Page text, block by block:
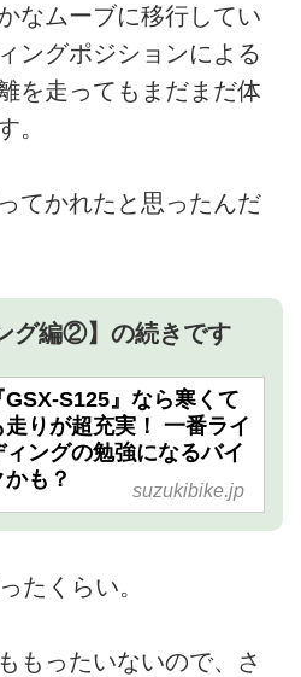
なムーブに移行してい
ングポジションによる
を走ってもまだまだ体
。
てかれたと思ったんだ
グ編②】の続きです
GSX-S125』なら寒くて
走りが超充実！ 一番ライ
ィングの勉強になるバイ
かも？
suzukibike.jp
たくらい。
もったいないので、さ